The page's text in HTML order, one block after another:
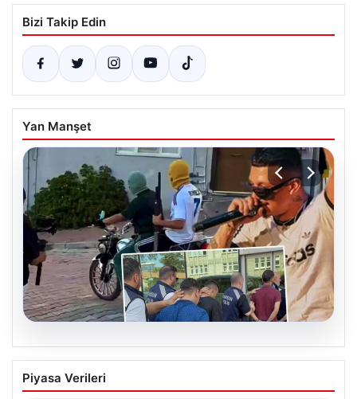
Bizi Takip Edin
Yan Manşet
06.08.2026
Rapçi Keskin’in Klipte Silah Kullanımı
Nedeniyle Gözaltına Alınması
Piyasa Verileri